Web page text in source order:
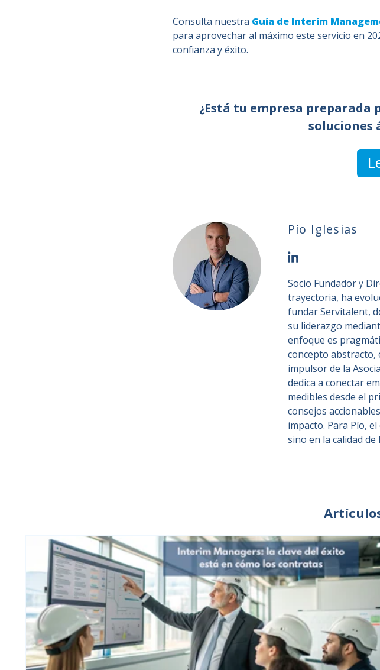
Consulta nuestra Guía de Interim
para aprovechar al máximo este servicio en
confianza y éxito.
¿Está tu empresa preparada
soluciones
Pío Iglesias
Socio Fundador y
trayectoria, ha
fundar Servitalent,
su liderazgo
enfoque es
concepto abstracto,
impulsor de la
dedica a conectar
medibles desde el
consejos
impacto. Para Pío,
sino en la calidad